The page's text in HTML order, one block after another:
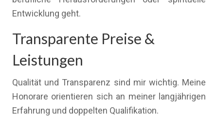
Entwicklung geht.
Transparente Preise &
Leistungen
Qualität und Transparenz sind mir wichtig. Meine
Honorare orientieren sich an meiner langjährigen
Erfahrung und doppelten Qualifikation.